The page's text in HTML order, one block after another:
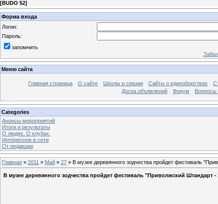
[BUDO 52]
Форма входа
Логин:
Пароль:
запомнить
Меню сайта
Главная страница О сайте Школы и секции Сайты о единоборствах
Доска объявлений
Форум Вопросы
Categories
Анонсы мероприятий
Итоги и результаты
О людях. О клубах.
Интересное в сети
От редакции
Главная » 2011 » Май » 27 » В музее деревянного зодчества пройдет фестиваль
В музее деревянного зодчества пройдет фестиваль "Приволжский Штандарт -